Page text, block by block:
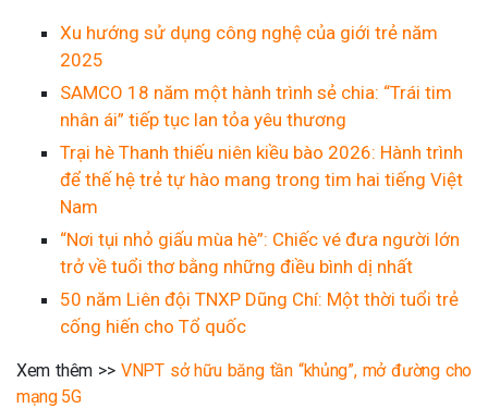
Xu hướng sử dụng công nghệ của giới trẻ năm
2025
SAMCO 18 năm một hành trình sẻ chia: “Trái tim
nhân ái” tiếp tục lan tỏa yêu thương
Trại hè Thanh thiếu niên kiều bào 2026: Hành trình
để thế hệ trẻ tự hào mang trong tim hai tiếng Việt
Nam
“Nơi tụi nhỏ giấu mùa hè”: Chiếc vé đưa người lớn
trở về tuổi thơ bằng những điều bình dị nhất
50 năm Liên đội TNXP Dũng Chí: Một thời tuổi trẻ
cống hiến cho Tổ quốc
Xem thêm >> VNPT sở hữu băng tần “khủng”, mở đường cho
mạng 5G